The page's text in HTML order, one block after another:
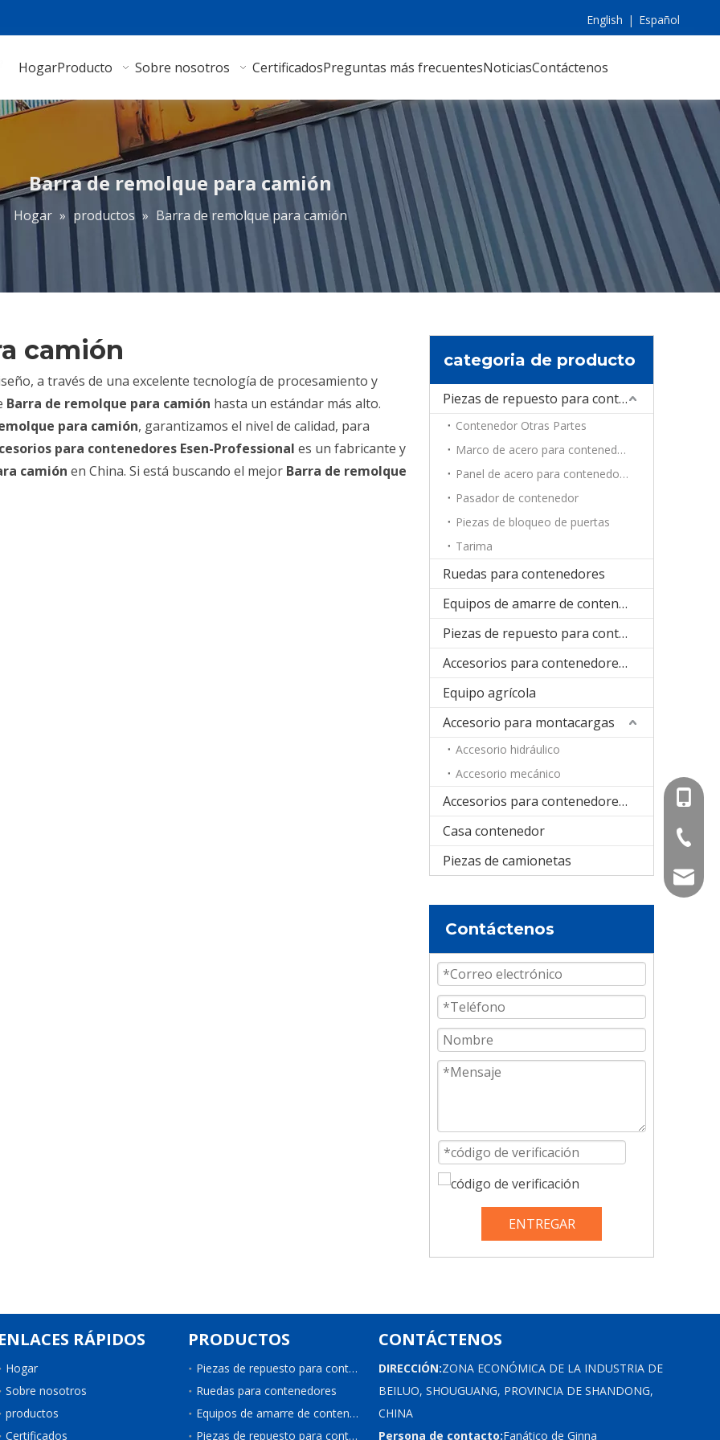
English | Español
HogarProducto Sobre nosotros CertificadosPreguntas más frecuentesNoticiasContáctenos
Barra de remolque para camión
Hogar » productos » Barra de remolque para camión
camión
a través de una excelente tecnología de procesamiento y
Barra de remolque para camión hasta un estándar más alto.
para camión, garantizamos el nivel de calidad, para
para contenedores Esen-Professional es un fabricante y
camión en China. Si está buscando el mejor Barra de remolque
categoria de producto
Piezas de repuesto para contenedores
Contenedor Otras Partes
Marco de acero para contenedores
Panel de acero para contenedores
Pasador de contenedor
Piezas de bloqueo de puertas
Tarima
Ruedas para contenedores
Equipos de amarre de contenedores
Piezas de repuesto para contenedores de refrigeración
Accesorios para contenedores plegables
Equipo agrícola
Accesorio para montacargas
Accesorio hidráulico
Accesorio mecánico
Accesorios para contenedores cisterna
Casa contenedor
Piezas de camionetas
Contáctenos
ENTREGAR
ENLACES RÁPIDOS
Hogar
Sobre nosotros
productos
Certificados
PRODUCTOS
Piezas de repuesto para contenedores
Ruedas para contenedores
Equipos de amarre de contenedores
Piezas de repuesto para contenedores de refrigeración
CONTÁCTENOS
DIRECCIÓN:ZONA ECONÓMICA DE LA INDUSTRIA DE
BEILUO, SHOUGUANG, PROVINCIA DE SHANDONG,
CHINA
Persona de contacto:Fanático de Ginna
+86-
+86-